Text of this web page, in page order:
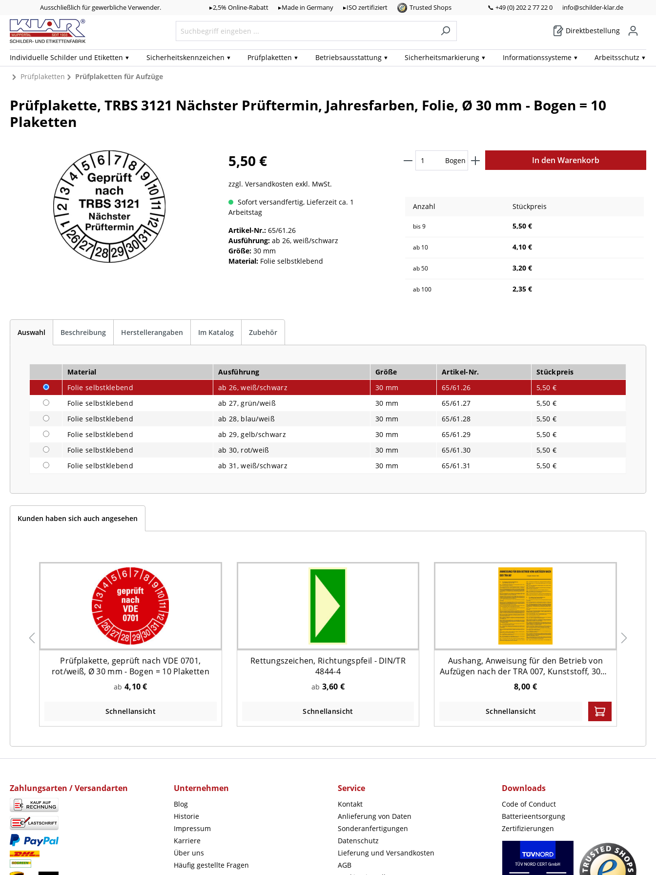
Ausschließlich für gewerbliche Verwender. ▸2,5% Online-Rabatt ▸Made in Germany ▸ISO zertifiziert Trusted Shops 📞 +49 (0) 202 2 77 22 0 info@schilder-klar.de
Direktbestellung
Individuelle Schilder und Etiketten Sicherheits­kennzeichen Prüf­plaketten Betriebs­ausstattung Sicherheits­markierung Informations­systeme Arbeits­schutz
Prüfplaketten Prüfplaketten für Aufzüge
Prüfplakette, TRBS 3121 Nächster Prüftermin, Jahresfarben, Folie, Ø 30 mm - Bogen = 10
Plaketten
5,50 €
zzgl. Versandkosten exkl. MwSt.
Bogen In den Warenkorb
Sofort versandfertig, Lieferzeit ca. 1
Arbeitstag
Artikel-Nr.: 65/61.26
Ausführung: ab 26, weiß/schwarz
Größe: 30 mm
Material: Folie selbstklebend
Anzahl Stückpreis
bis9 5,50 €
ab 10 4,10 €
ab50 3,20 €
ab 100 2,35 €
Auswahl Beschreibung Herstellerangaben Im Katalog Zubehör
Material Ausführung Größe Artikel-Nr.
Stückpreis
Folie selbstklebend
ab 26, weiß/schwarz 30 mm 65/61.26
5,50 €
Folie selbstklebend
ab 27, grün/weiß 30 mm 65/61.27
5,50 €
Folie selbstklebend
ab 28, blau/weiß 30 mm 65/61.28
5,50 €
Folie selbstklebend
ab 29, gelb/schwarz 30 mm 65/61.29
5,50 €
Folie selbstklebend
ab 30, rot/weiß 30 mm 65/61.30
5,50 €
Folie selbstklebend
ab 31, weiß/schwarz 30 mm 65/61.31 5,50 €
Kunden haben sich auch angesehen
Prüfplakette, geprüft nach VDE 0701,
rot/weiß, Ø 30 mm - Bogen = 10 Plaketten
ab 4,10 €
Schnellansicht
Rettungszeichen, Richtungspfeil - DIN/TR
4844-4
ab 3,60 €
Schnellansicht
Aushang, Anweisung für den Betrieb von
Aufzügen nach der TRA 007, Kunststoff, 300 x
210 mm
8,00 €
Schnellansicht
Zahlungsarten / Versandarten Unternehmen
Blog
Historie
Impressum
Karriere
Über uns
Häufig gestellte Fragen
Service
Kontakt
Anlieferung von Daten
Sonderanfertigungen
Datenschutz
Lieferung und Versandkosten
AGB
Downloads
Code of Conduct
Batterieentsorgung
Zertifizierungen